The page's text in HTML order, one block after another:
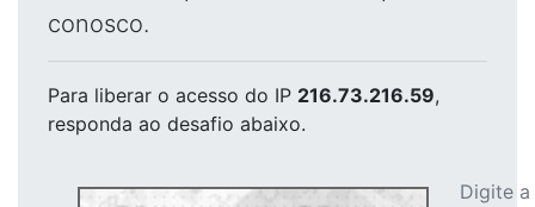
conosco.
Para liberar o acesso do IP 216.73.216.59,
responda ao desafio abaixo.
Digite